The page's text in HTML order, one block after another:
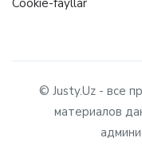
Cookie-fayllar
© Justy.Uz - все
материалов